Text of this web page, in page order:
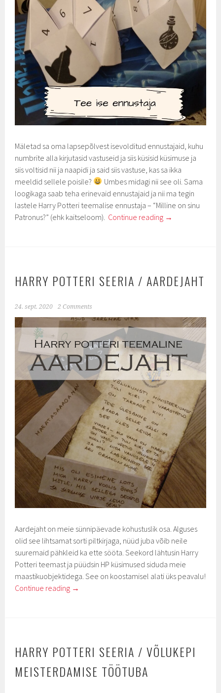
Mäletad sa oma lapsepõlvest isevolditud ennustajaid, kuhu
numbrite alla kirjutasid vastuseid ja siis küsisid küsimuse ja
siis voltisid nii ja naapidi ja said siis vastuse, kas sa ikka
meeldid sellele poisile?
Umbes midagi nii see oli. Sama
loogikaga saab teha erinevaid ennustajaid ja nii ma tegin
lastele Harry Potteri teemalise ennustaja – “Milline on sinu
Patronus?” (ehk kaitseloom). Continue reading →
HARRY POTTERI SEERIA / AARDEJAHT
24. sept. 2020 2 Comments
Aardejaht on meie sünnipäevade kohustuslik osa. Alguses
olid see lihtsamat sorti piltkirjaga, nüüd juba võib neile
suuremaid pähkleid ka ette sööta. Seekord lähtusin Harry
Potteri teemast ja püüdsin HP küsimused siduda meie
maastikuobjektidega. See on koostamisel alati üks peavalu!
Continue reading →
HARRY POTTERI SEERIA / VÕLUKEPI
MEISTERDAMISE TÖÖTUBA